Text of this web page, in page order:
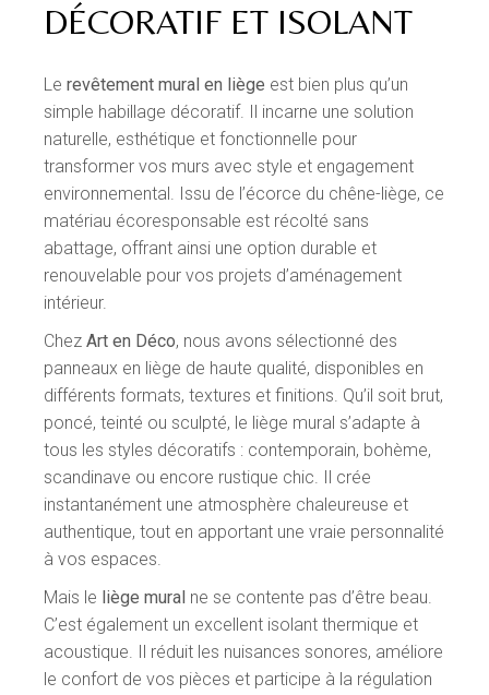
DÉCORATIF ET ISOLANT
Lerevêtement mural en liège est bien plus qu’un
simple habillage décoratif. Il incarne une solution
naturelle, esthétique et fonctionnelle pour
transformer vos murs avec style et engagement
environnemental. Issu de l’écorce du chêne-liège, ce
matériau écoresponsable est récolté sans
abattage, offrant ainsi une option durable et
renouvelable pour vos projets d’aménagement
intérieur.
ChezArt en Déco, nous avons sélectionné des
panneaux en liège de haute qualité, disponibles en
différents formats, textures et finitions. Qu’il soit brut,
poncé, teinté ou sculpté, le liège mural s’adapte à
tous les styles décoratifs : contemporain, bohème,
scandinave ou encore rustique chic. Il crée
instantanément une atmosphère chaleureuse et
authentique, tout en apportant une vraie personnalité
à vos espaces.
Mais le liège mural ne se contente pas d’être beau.
C’est également un excellent isolant thermique et
acoustique. Il réduit les nuisances sonores, améliore
le confort de vos pièces et participe à la régulation